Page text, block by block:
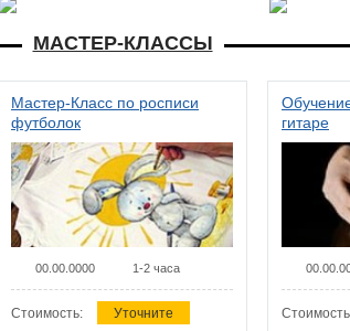
МАСТЕР-КЛАССЫ
Мастер-Класс по росписи
футболок
00.00.0000 1-2 часа
Стоимость: Уточните
гитаре